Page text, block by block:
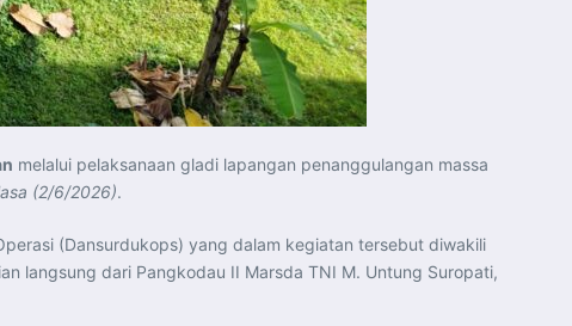
melalui pelaksanaan gladi lapangan penanggulangan massa
(2/6/2026).
(Dansurdukops) yang dalam kegiatan tersebut diwakili
langsung dari Pangkodau II Marsda TNI M. Untung Suropati,